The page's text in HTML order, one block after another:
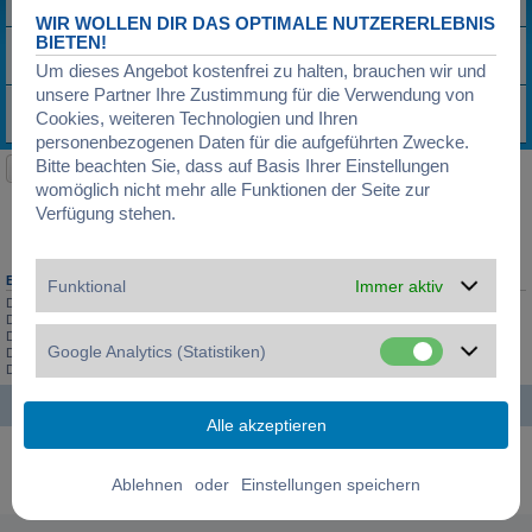
Antworten:4
Taucheruhr Elysee
Letzter Beitrag vonOxygen«16.10.2012, 13:59
Antworten:1
Wr kennt diese Uhr
Letzter Beitrag von Maja «02.12.2009, 19:23
Antworten:
Neues Thema
3 Themen • Seite1von 1
BERECHTIGUNGEN IN DIESEM FORUM
Du darfst
Du darfst
Du darfst deine Beiträge in diesem Forum
Du darfst deine Beiträge in diesem Forumnicht
Du darfst
Startseite Foren-Übersicht Alle Zeiten sindUTC+01:00
Powered byphpBB® Forum Software © phpBB Limited
Datenschutz| Nutzungsbedingungen|Cookies verwalten
WIR WOLLEN DIR DAS OPTIMALE NUTZERERLEBNIS
BIETEN!
Um dieses Angebot kostenfrei zu halten, brauchen wir und
unsere Partner Ihre Zustimmung für die Verwendung von
Cookies, weiteren Technologien und Ihren
personenbezogenen Daten für die aufgeführten Zwecke.
Bitte beachten Sie, dass auf Basis Ihrer Einstellungen
womöglich nicht mehr alle Funktionen der Seite zur
Verfügung stehen.
Funktional Immer aktiv
Google Analytics (Statistiken)
oder